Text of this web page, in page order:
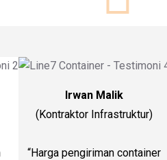
Irwan Malik
(Kontraktor Infrastruktur)
“Harga pengiriman container